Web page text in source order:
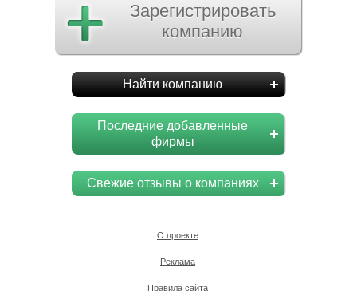
Зарегистрировать
компанию
Найти компанию
Последние добавленные
фирмы
Свежие отзывы о компаниях
О проекте
Реклама
Правила сайта